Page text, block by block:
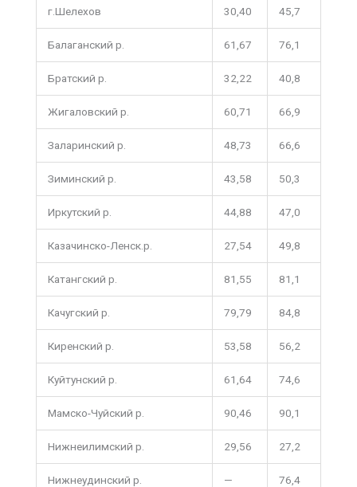
г.Шелехов 30,40 45,7
Балаганский р. 61,67 76,1
Братский р. 32,22 40,8
Жигаловский р. 60,71 66,9
Заларинский р. 48,73 66,6
Зиминский р. 43,58 50,3
Иркутский р. 44,88 47,0
Казачинско-Ленск.р. 27,54 49,8
Катангский р. 81,55 81,1
Качугский р. 79,79 84,8
Киренский р. 53,58 56,2
Куйтунский р. 61,64 74,6
Мамско-Чуйский р. 90,46 90,1
Нижнеилимский р. 29,56 27,2
Нижнеудинский р. — 76,4